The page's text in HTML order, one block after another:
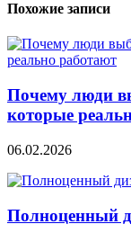
Похожие записи
Почему люди
которые
06.02.2026
Полноценный